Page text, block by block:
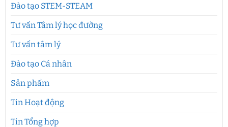
Đào tạo STEM-STEAM
Tư vấn Tâm lý học đường
Tư vấn tâm lý
Đào tạo Cá nhân
Sản phẩm
Tin Hoạt động
Tin Tổng hợp